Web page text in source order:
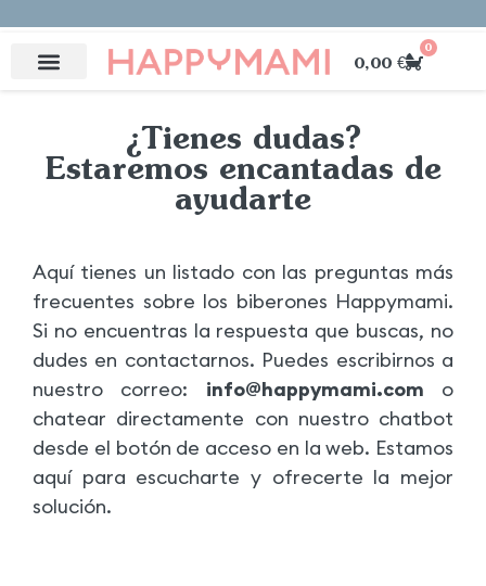
📦 Envío gratis península a partir de 49€*
💌 Maternidad real. Suscríbete aquí
📦 Envío gratis península a partir de 49€*
💌 Maternidad real. Suscríbete aquí
📦 Envío gratis península a partir de 49€*
💌 Maternidad real. Suscríbete aquí
0,00 €
0
¿Tienes dudas?
Estaremos encantadas de
ayudarte
Aquí tienes un listado con las preguntas más
frecuentes sobre los biberones Happymami.
Si no encuentras la respuesta que buscas, no
dudes en contactarnos. Puedes escribirnos a
nuestro correo: info@happymami.com o
chatear directamente con nuestro chatbot
desde el botón de acceso en la web. Estamos
aquí para escucharte y ofrecerte la mejor
solución.